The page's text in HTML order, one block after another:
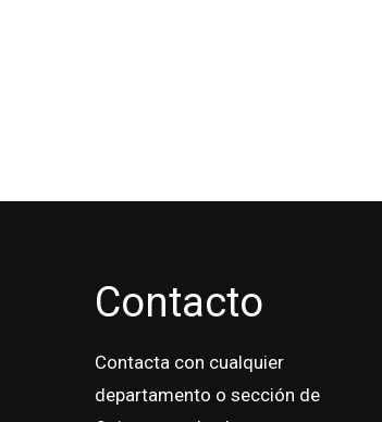
Contacto
Contacta con cualquier
departamento o sección de